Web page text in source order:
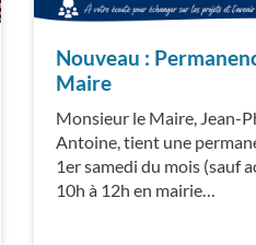
Nouveau :
Maire
Monsieur le Maire, Jean-
Antoine, tient une
1er samedi du mois (sauf
10h à 12h en mairie…